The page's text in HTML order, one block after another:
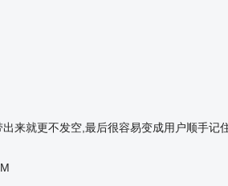
来就更不发空,最后很容易变成用户顺手